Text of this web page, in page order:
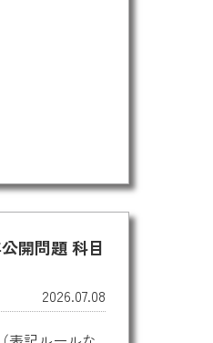
開問題 科目
2026.07.08